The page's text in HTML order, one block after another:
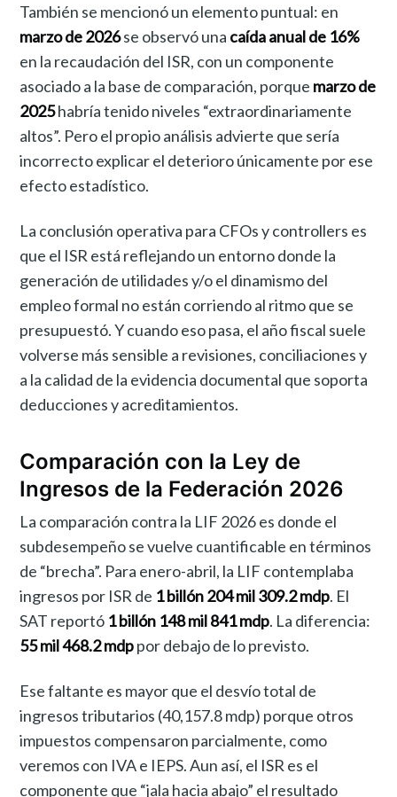
También se mencionó un elemento puntual: en
marzo de 2026se observó una caída anual de 16%
en la recaudación del ISR, con un componente
asociado a la base de comparación, porque marzo de
2025habría tenido niveles “extraordinariamente
altos”. Pero el propio análisis advierte que sería
incorrecto explicar el deterioro únicamente por ese
efecto estadístico.
La conclusión operativa para CFOs y controllers es
que el ISR está reflejando un entorno donde la
generación de utilidades y/o el dinamismo del
empleo formal no están corriendo al ritmo que se
presupuestó. Y cuando eso pasa, el año fiscal suele
volverse más sensible a revisiones, conciliaciones y
a la calidad de la evidencia documental que soporta
deducciones y acreditamientos.
Comparación con la Ley de
Ingresos de la Federación 2026
La comparación contra la LIF 2026 es donde el
subdesempeño se vuelve cuantificable en términos
de “brecha”. Para enero-abril, la LIF contemplaba
ingresos por ISR de 1 billón 204 mil 309.2 mdp. El
SAT reportó 1 billón 148 mil 841 mdp. La diferencia:
55 mil 468.2 mdppor debajo de lo previsto.
Ese faltante es mayor que el desvío total de
ingresos tributarios (40,157.8 mdp) porque otros
impuestos compensaron parcialmente, como
veremos con IVA e IEPS. Aun así, el ISR es el
componente que “jala hacia abajo” el resultado